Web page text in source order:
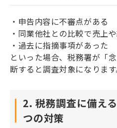
・申告内容に不審点がある
・同業他社との比較で売上
・過去に指摘事項があった
といった場合、税務署が「
断すると調査対象になります
2. 税務調査に備え
つの対策